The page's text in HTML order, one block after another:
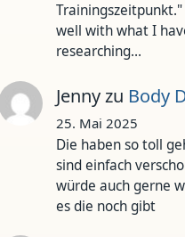
well with what I
researching…
Jennyzu Body
25. Mai 2025
Die haben so toll
sind einfach
würde auch gerne
es die noch gibt